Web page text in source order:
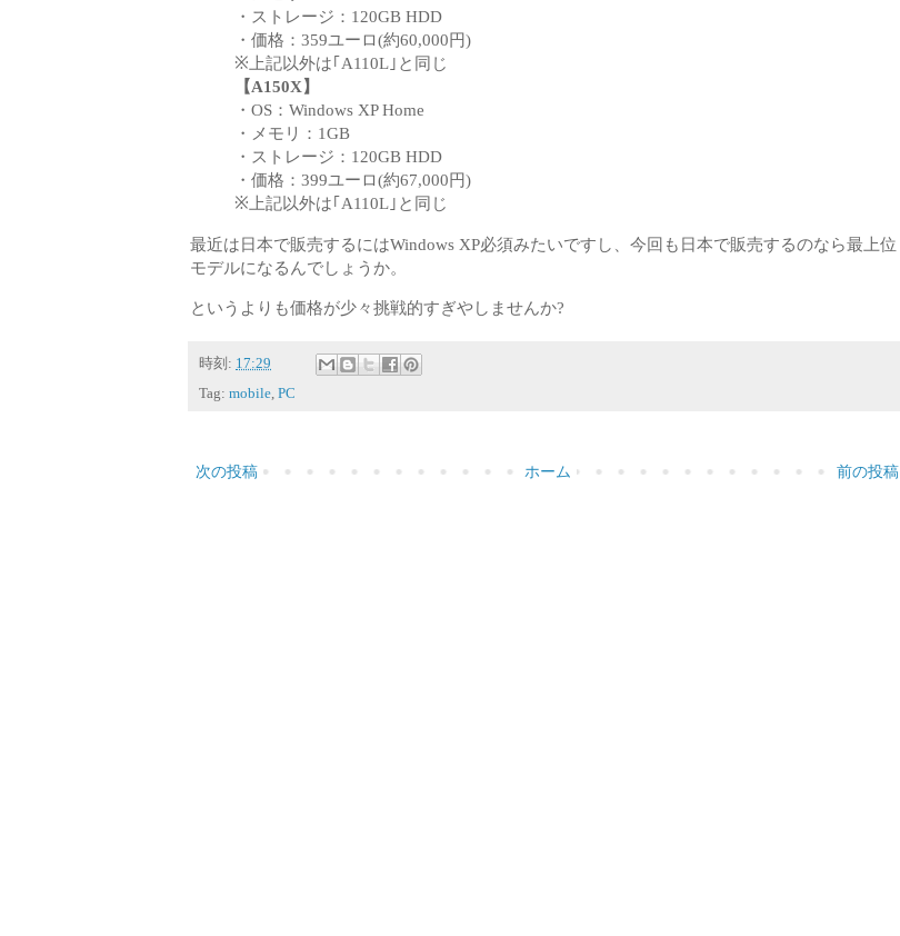
・ストレージ：120GB HDD
・価格：359ユーロ(約60,000円)
※上記以外は｢A110L｣と同じ
【A150X】
・OS：Windows XP Home
・メモリ：1GB
・ストレージ：120GB HDD
・価格：399ユーロ(約67,000円)
※上記以外は｢A110L｣と同じ
最近は日本で販売するにはWindows XP必須みたいですし、今回も日本で販売するのなら最上位
モデルになるんでしょうか。
というよりも価格が少々挑戦的すぎやしませんか?
時刻: 17:29
Tag: mobile, PC
次の投稿 前の投稿
ホーム